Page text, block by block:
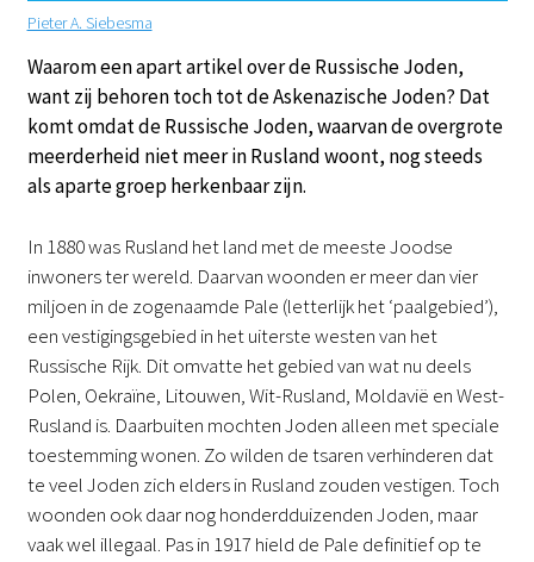
Pieter A. Siebesma
Waarom een apart artikel over de Russische Joden,
want zij behoren toch tot de Askenazische Joden? Dat
komt omdat de Russische Joden, waarvan de overgrote
meerderheid niet meer in Rusland woont, nog steeds
als aparte groep herkenbaar zijn.
In 1880 was Rusland het land met de meeste Joodse
inwoners ter wereld. Daarvan woonden er meer dan vier
miljoen in de zogenaamde Pale (letterlijk het ‘paalgebied’),
een vestigingsgebied in het uiterste westen van het
Russische Rijk. Dit omvatte het gebied van wat nu deels
Polen, Oekraïne, Litouwen, Wit-Rusland, Moldavië en West-
Rusland is. Daarbuiten mochten Joden alleen met speciale
toestemming wonen. Zo wilden de tsaren verhinderen dat
te veel Joden zich elders in Rusland zouden vestigen. Toch
woonden ook daar nog honderdduizenden Joden, maar
vaak wel illegaal. Pas in 1917 hield de Pale definitief op te